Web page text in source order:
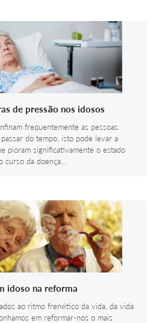
de pressão nos idosos
frequentemente as pessoas
do tempo, isto pode levar a
pioram significativamente o estado
curso da doença…
idoso na reforma
ao ritmo frenético da vida, da vida
em reformar-nos o mais